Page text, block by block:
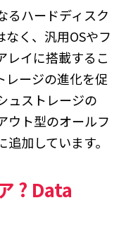
るハードディスク
く、汎用OSやフ
レイに搭載するこ
レージの進化を促
ュストレージの
ウト型のオールフ
加しています。
? Data